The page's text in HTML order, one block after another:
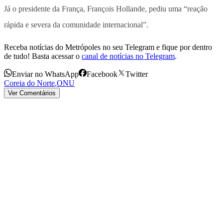
Já o presidente da França, François Hollande, pediu uma “reação
rápida e severa da comunidade internacional”.
Receba notícias do Metrópoles no seu Telegram e fique por dentro
de tudo! Basta acessar o canal de notícias no Telegram.
Enviar no WhatsApp Facebook
Twitter
Coreia do Norte,ONU
Ver Comentários